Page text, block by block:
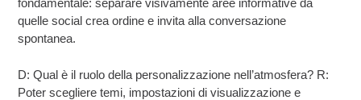
fondamentale: separare visivamente aree informative da
quelle social crea ordine e invita alla conversazione
spontanea.
D: Qual è il ruolo della personalizzazione nell’atmosfera? R:
Poter scegliere temi, impostazioni di visualizzazione e